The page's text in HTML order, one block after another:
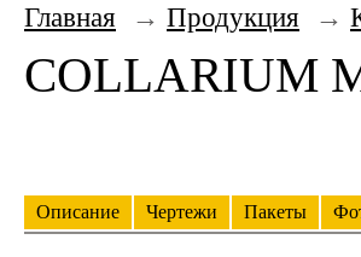
Главная Продукция
COLLARIUM
Описание Чертежи Пакеты